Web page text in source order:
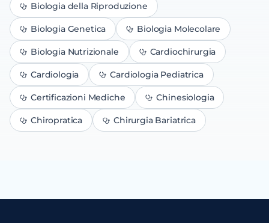
Biologia della Riproduzione
Biologia Genetica Biologia Molecolare
Biologia Nutrizionale Cardiochirurgia
Cardiologia Cardiologia Pediatrica
Certificazioni Mediche Chinesiologia
Chiropratica Chirurgia Bariatrica